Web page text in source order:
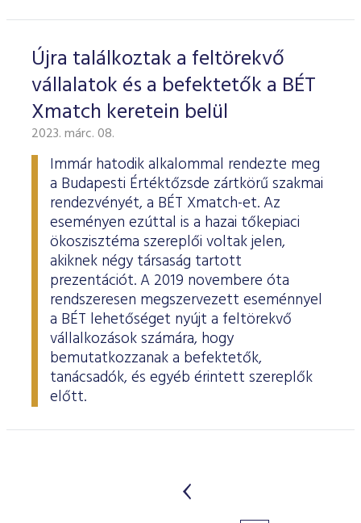
Újra találkoztak a feltörekvő
vállalatok és a befektetők a BÉT
Xmatch keretein belül
2023. márc. 08.
Immár hatodik alkalommal rendezte meg
a Budapesti Értéktőzsde zártkörű szakmai
rendezvényét, a BÉT Xmatch-et. Az
eseményen ezúttal is a hazai tőkepiaci
ökoszisztéma szereplői voltak jelen,
akiknek négy társaság tartott
prezentációt. A 2019 novembere óta
rendszeresen megszervezett eseménnyel
a BÉT lehetőséget nyújt a feltörekvő
vállalkozások számára, hogy
bemutatkozzanak a befektetők,
tanácsadók, és egyéb érintett szereplők
előtt.